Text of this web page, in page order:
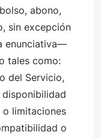
abono,
sin excepción
enunciativa—
tales como:
del Servicio,
o limitaciones
o